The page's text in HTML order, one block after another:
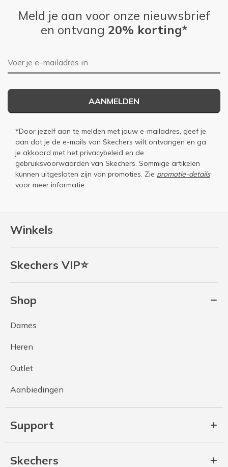
Winkels
Skechers VIP⭐
Shop
Dames
Heren
Outlet
Aanbiedingen
Support
Skechers
Meld je aan voor onze nieuwsbrief
en ontvang 20% korting*
E-mailadres
AANMELDEN
*Door jezelf aan te melden met jouw e-mailadres, geef je
aan dat je de e-mails van Skechers wilt ontvangen en ga
je akkoord met het privacybeleid en de
gebruiksvoorwaarden van Skechers. Sommige artikelen
kunnen uitgesloten zijn van promoties. Zie promotie-details
voor meer informatie.